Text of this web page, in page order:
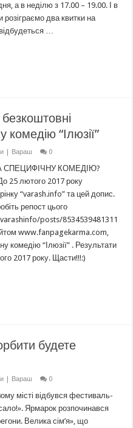
а в неділю з 17.00 – 19.00. І в
два квитки на
…
комедію “Ілюзії”
| Вараш 0
СПЕЦИФІЧНУ КОМЕДІЮ?
лютого 2017 року
“varash.info” та цей допис.
репост цього
posts/8534539481311
www.fanpagekarma.com,
комедію “Ілюзії” . Результати
2017 року. Щасти!!!:)
будете
| Вараш 0
місті відбувся фестиваль-
Ярмарок розпочинався
Велика сім’я», що